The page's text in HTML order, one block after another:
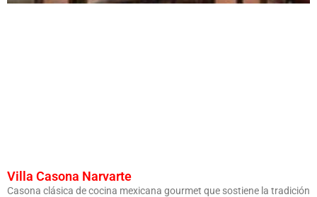
Villa Casona Narvarte
Casona clásica de cocina mexicana gourmet que sostiene la tradición